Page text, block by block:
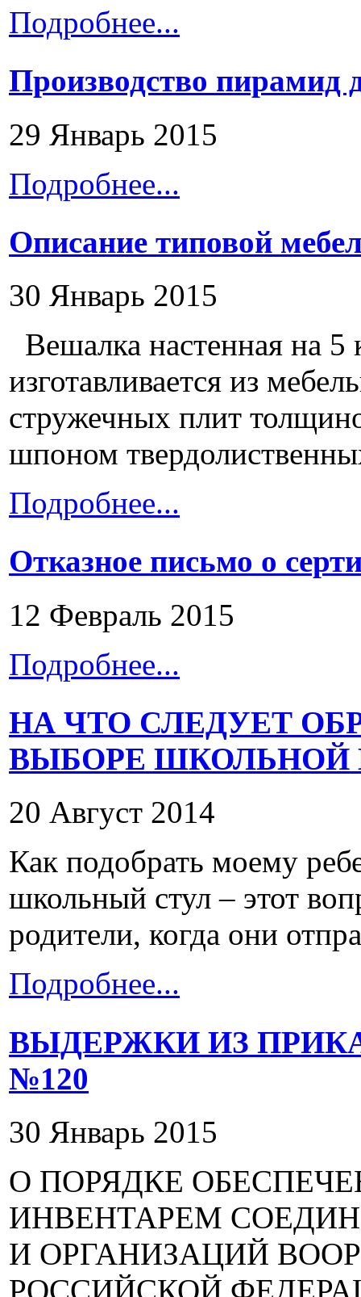
Подробнее...
Производство пирамид
29 Январь 2015
Подробнее...
Описание типовой
30 Январь 2015
Вешалка настенная на
изготавливается из
стружечных плит
шпоном
Подробнее...
Отказное письмо о
12 Февраль 2015
Подробнее...
НА ЧТО СЛЕДУЕТ
ВЫБОРЕ ШКОЛЬНОЙ
20 Август 2014
Как подобрать моему
школьный стул – этот
родители, когда они
Подробнее...
ВЫДЕРЖКИ ИЗ
№120
30 Январь 2015
О ПОРЯДКЕ
ИНВЕНТАРЕМ
И ОРГАНИЗАЦИЙ
РОССИЙСКОЙ